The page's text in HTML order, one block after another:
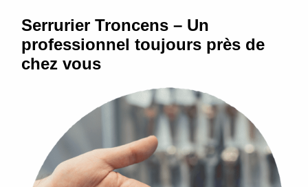
Serrurier Troncens – Un
professionnel toujours près de
chez vous